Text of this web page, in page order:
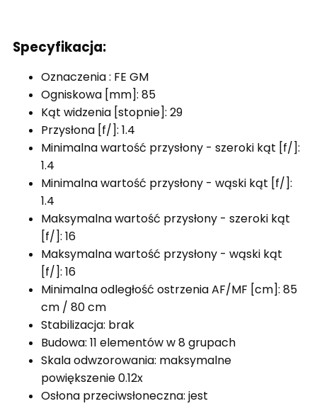
Specyfikacja:
Oznaczenia : FE GM
Ogniskowa [mm]: 85
Kąt widzenia [stopnie]: 29
Przysłona [f/]: 1.4
Minimalna wartość przysłony - szeroki kąt [f/]:
1.4
Minimalna wartość przysłony - wąski kąt [f/]:
1.4
Maksymalna wartość przysłony - szeroki kąt
[f/]: 16
Maksymalna wartość przysłony - wąski kąt
[f/]: 16
Minimalna odległość ostrzenia AF/MF [cm]: 85
cm / 80 cm
Stabilizacja: brak
Budowa: 11 elementów w 8 grupach
Skala odwzorowania: maksymalne
powiększenie 0.12x
Osłona przeciwsłoneczna: jest